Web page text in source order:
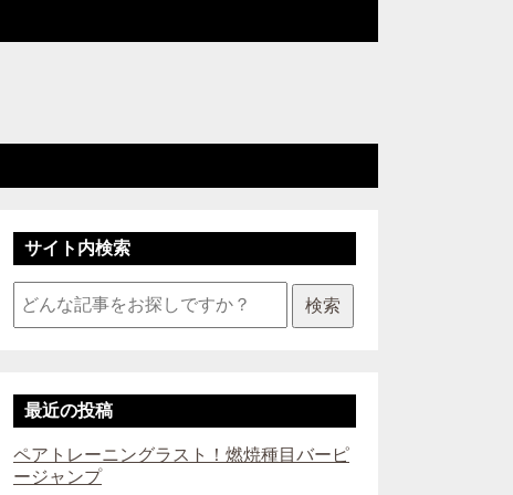
サイト内検索
検索
最近の投稿
ペアトレーニングラスト！燃焼種目バーピ
ージャンプ